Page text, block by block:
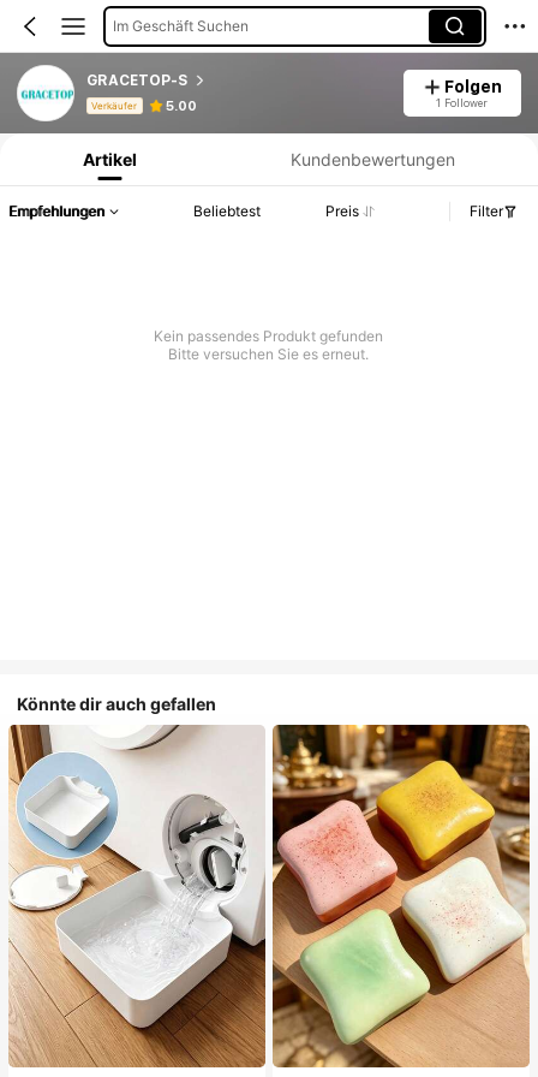
Im Geschäft Suchen
GRACETOP-S
Verkäufer 5.00
Folgen
1 Follower
Produktinformation: Preisangabe, Verkaufs- und Lagerbestandsdetails.
Artikel Kundenbewertungen
Empfehlungen Beliebtest Preis Filter
Kein passendes Produkt gefunden
Bitte versuchen Sie es erneut.
Könnte dir auch gefallen